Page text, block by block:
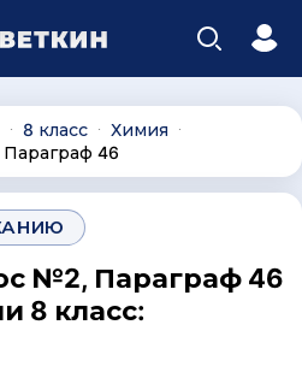
∙ 8 класс ∙ Химия ∙
46
№2, Параграф 46
8 класс: